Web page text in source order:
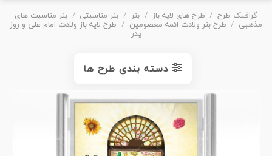
گرافیک طرح / طرح های لایه باز / بنر / بنر مناسبتی / بنر مناسبت های
مذهبی / طرح بنر ولادت ائمه معصومین / طرح لایه باز ولادت امام علی و روز
پدر
دسته بندی طرح ها